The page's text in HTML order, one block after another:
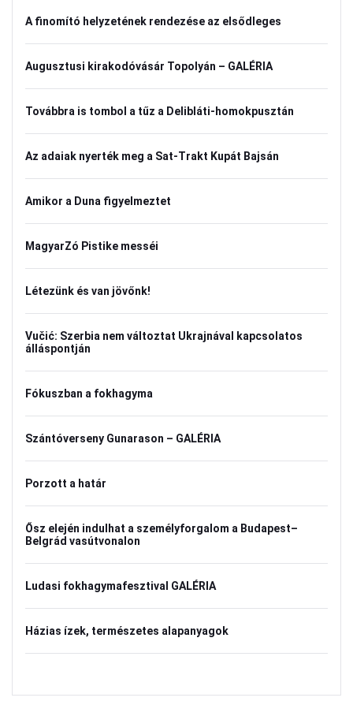
A finomító helyzetének rendezése az elsődleges
Augusztusi kirakodóvásár Topolyán – GALÉRIA
Továbbra is tombol a tűz a Delibláti-homokpusztán
Az adaiak nyerték meg a Sat-Trakt Kupát Bajsán
Amikor a Duna figyelmeztet
MagyarZó Pistike messéi
Létezünk és van jövőnk!
Vučić: Szerbia nem változtat Ukrajnával kapcsolatos
álláspontján
Fókuszban a fokhagyma
Szántóverseny Gunarason – GALÉRIA
Porzott a határ
Ősz elején indulhat a személyforgalom a Budapest–
Belgrád vasútvonalon
Ludasi fokhagymafesztival GALÉRIA
Házias ízek, természetes alapanyagok